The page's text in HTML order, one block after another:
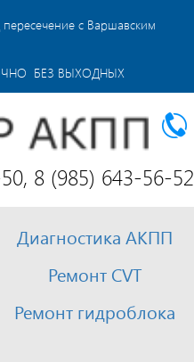
с Варшавским
БЕЗ ВЫХОДНЫХ
8 (985) 643-56-52
Диагностика АКПП
Ремонт CVT
Ремонт гидроблока